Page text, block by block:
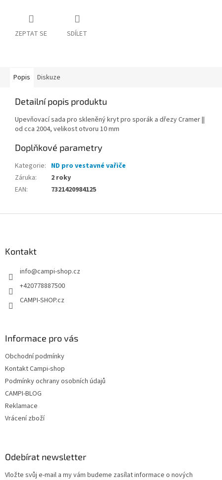
ZEPTAT SE SDÍLET
Popis Diskuze
Detailní popis produktu
Upevňovací sada pro skleněný kryt pro sporák a dřezy Cramer ||
od cca 2004, velikost otvoru 10 mm
Doplňkové parametry
Kategorie: ND pro vestavné vařiče
Záruka:
2 roky
EAN: 7321420984125
Kontakt
info@campi-shop.cz
+420778887500
CAMPI-SHOP.cz
Informace pro vás
Obchodní podmínky
Kontakt Campi-shop
Podmínky ochrany osobních údajů
CAMPI-BLOG
Reklamace
Vrácení zboží
Odebírat newsletter
Vložte svůj e-mail a my vám budeme zasílat informace o nových